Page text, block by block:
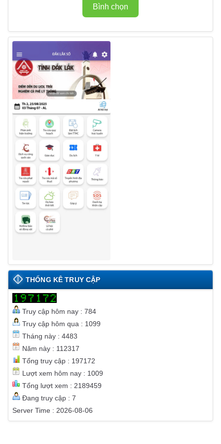
Bình chọn
THỐNG KÊ TRUY CẬP
Truy cập hôm nay : 784
Truy cập hôm qua : 1099
Tháng này : 4483
Năm này : 112317
Tổng truy cập : 197172